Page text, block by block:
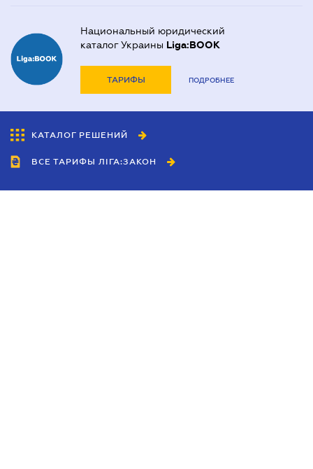
Национальный юридический
каталог Украины Liga:BOOK
ТАРИФЫ ПОДРОБНЕЕ
КАТАЛОГ РЕШЕНИЙ
ВСЕ ТАРИФЫ ЛІГА:ЗАКОН